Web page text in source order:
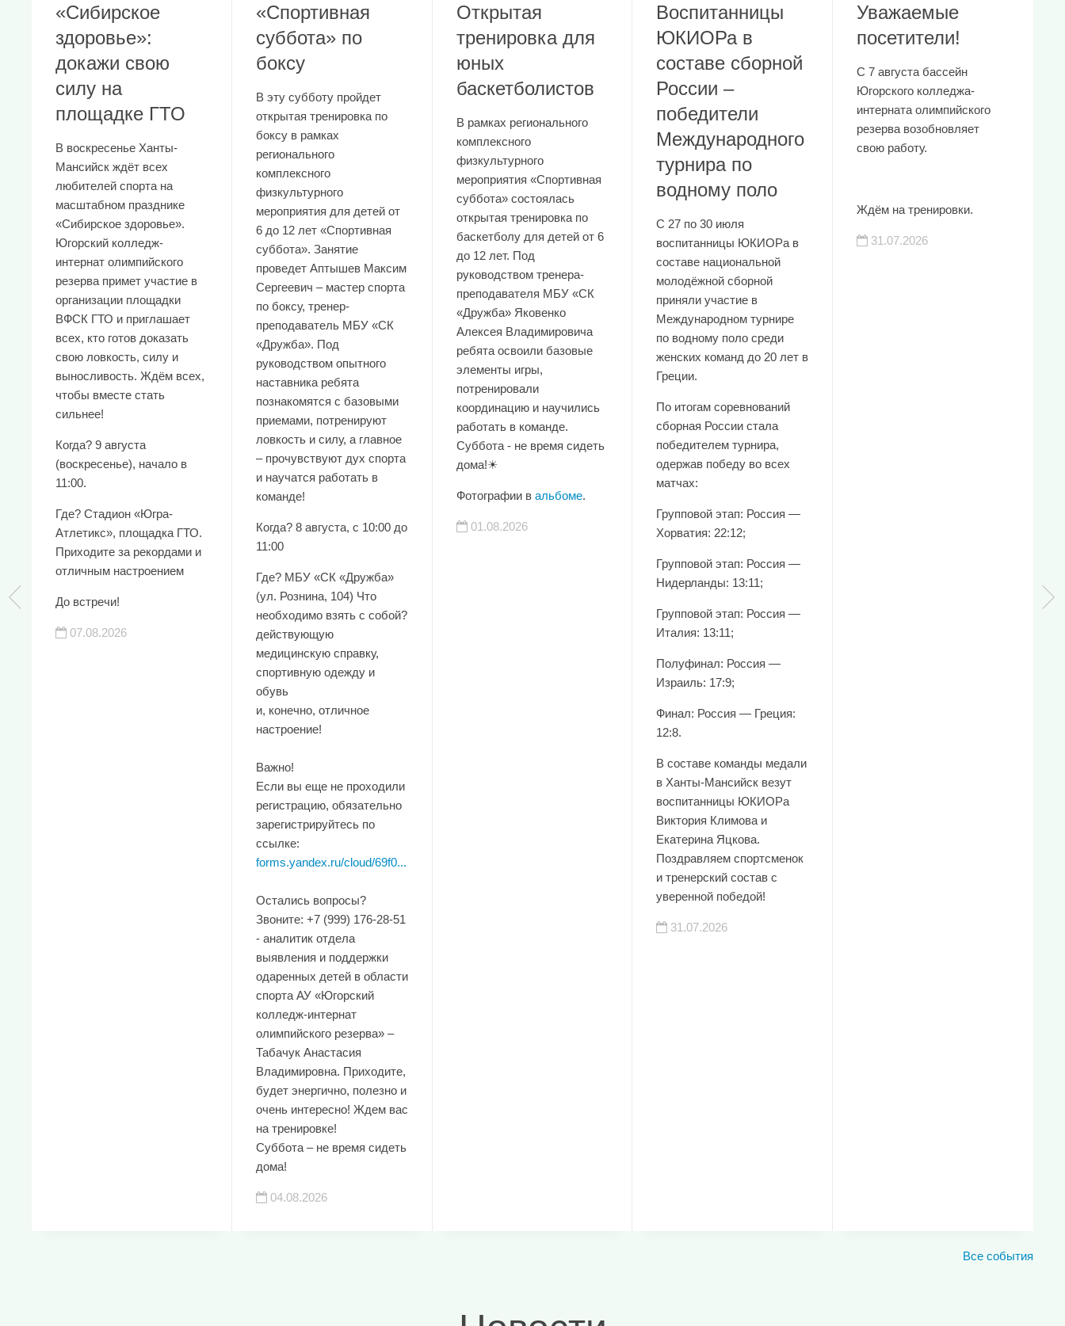
«Сибирское
здоровье»:
докажи свою
силу на
площадке ГТО
В воскресенье Ханты-
Мансийск ждёт всех
любителей спорта на
масштабном празднике
«Сибирское здоровье».
Югорский колледж-
интернат олимпийского
резерва примет участие в
организации площадки
ВФСК ГТО и приглашает
всех, кто готов доказать
свою ловкость, силу и
выносливость. Ждём всех,
чтобы вместе стать
сильнее!
Когда? 9 августа
(воскресенье), начало в
11:00.
Где? Стадион «Югра-
Атлетикс», площадка ГТО.
Приходите за рекордами и
отличным настроением
До встречи!
07.08.2026
«Спортивная
суббота» по
боксу
В эту субботу пройдет
открытая тренировка по
боксу в рамках
регионального
комплексного
физкультурного
мероприятия для детей от
6 до 12 лет «Спортивная
суббота». Занятие
проведет Аптышев Максим
Сергеевич – мастер спорта
по боксу, тренер-
преподаватель МБУ «СК
«Дружба». Под
руководством опытного
наставника ребята
познакомятся с базовыми
приемами, потренируют
ловкость и силу, а главное
– прочувствуют дух спорта
и научатся работать в
команде!
Когда? 8 августа, с 10:00 до
11:00
Где? МБУ «СК «Дружба»
(ул. Рознина, 104) Что
необходимо взять с собой?
действующую
медицинскую справку,
спортивную одежду и
обувь
и, конечно, отличное
настроение!
Важно!
Если вы еще не проходили
регистрацию, обязательно
зарегистрируйтесь по
ссылке:
forms.yandex.ru/cloud/69f0...
Остались вопросы?
Звоните: +7 (999) 176-28-51
- аналитик отдела
выявления и поддержки
одаренных детей в области
спорта АУ «Югорский
колледж-интернат
олимпийского резерва» –
Табачук Анастасия
Владимировна. Приходите,
будет энергично, полезно и
очень интересно! Ждем вас
на тренировке!
Суббота – не время сидеть
дома!
04.08.2026
Открытая
тренировка для
юных
баскетболистов
В рамках регионального
комплексного
физкультурного
мероприятия «Спортивная
суббота» состоялась
открытая тренировка по
баскетболу для детей от 6
до 12 лет. Под
руководством тренера-
преподавателя МБУ «СК
«Дружба» Яковенко
Алексея Владимировича
ребята освоили базовые
элементы игры,
потренировали
координацию и научились
работать в команде.
Суббота - не время сидеть
дома!☀
Фотографии в альбоме.
01.08.2026
Воспитанницы
ЮКИОРа в
составе сборной
России –
победители
Международного
турнира по
водному поло
С 27 по 30 июля
воспитанницы ЮКИОРа в
составе национальной
молодёжной сборной
приняли участие в
Международном турнире
по водному поло среди
женских команд до 20 лет в
Греции.
По итогам соревнований
сборная России стала
победителем турнира,
одержав победу во всех
матчах:
Групповой этап: Россия —
Хорватия: 22:12;
Групповой этап: Россия —
Нидерланды: 13:11;
Групповой этап: Россия —
Италия: 13:11;
Полуфинал: Россия —
Израиль: 17:9;
Финал: Россия — Греция:
12:8.
В составе команды медали
в Ханты-Мансийск везут
воспитанницы ЮКИОРа
Виктория Климова и
Екатерина Яцкова.
Поздравляем спортсменок
и тренерский состав с
уверенной победой!
31.07.2026
Уважаемые
посетители!
С 7 августа бассейн
Югорского колледжа-
интерната олимпийского
резерва возобновляет
свою работу.
Ждём на тренировки.
31.07.2026
Все события